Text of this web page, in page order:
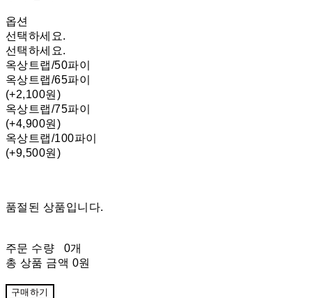
옵션
선택하세요.
선택하세요.
옥상트랩/50파이
옥상트랩/65파이
(+2,100원)
옥상트랩/75파이
(+4,900원)
옥상트랩/100파이
(+9,500원)
품절된 상품입니다.
주문 수량
0개
총 상품 금액 0원
구매하기